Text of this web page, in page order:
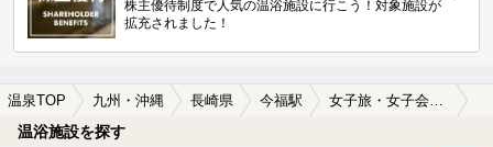
株主優待制度で人気の温浴施設に行こう！対象施設が
拡充されました！
温泉TOP 九州・沖縄 長崎県 今福駅 女子旅・女子会におすすめの今福駅近くの温泉、日帰り温泉、スーパー銭湯おすすめ
温浴施設を探す